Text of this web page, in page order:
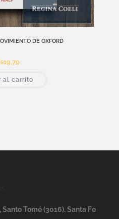
DE OXFORD
19,79
al carrito
Tomé (3016). Santa Fe